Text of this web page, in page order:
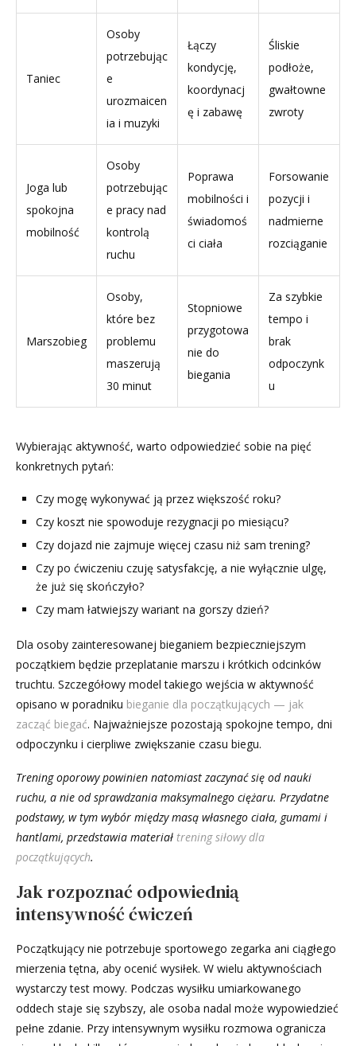
Taniec
Osoby
potrzebując
e
urozmaicen
ia i muzyki
Łączy
kondycję,
koordynacj
ę i zabawę
Śliskie
podłoże,
gwałtowne
zwroty
Joga lub
spokojna
mobilność
Osoby
potrzebując
e pracy nad
kontrolą
ruchu
Poprawa
mobilności i
świadomoś
ci ciała
Forsowanie
pozycji i
nadmierne
rozciąganie
Marszobieg
Osoby,
które bez
problemu
maszerują
30 minut
Stopniowe
przygotowa
nie do
biegania
Za szybkie
tempo i
brak
odpoczynk
u
Wybierając aktywność, warto odpowiedzieć sobie na pięć
konkretnych pytań:
Czy mogę wykonywać ją przez większość roku?
Czy koszt nie spowoduje rezygnacji po miesiącu?
Czy dojazd nie zajmuje więcej czasu niż sam trening?
Czy po ćwiczeniu czuję satysfakcję, a nie wyłącznie ulgę,
że już się skończyło?
Czy mam łatwiejszy wariant na gorszy dzień?
Dla osoby zainteresowanej bieganiem bezpieczniejszym
początkiem będzie przeplatanie marszu i krótkich odcinków
truchtu. Szczegółowy model takiego wejścia w aktywność
opisano w poradniku bieganie dla początkujących — jak
zacząć biegać. Najważniejsze pozostają spokojne tempo, dni
odpoczynku i cierpliwe zwiększanie czasu biegu.
Trening oporowy powinien natomiast zaczynać się od nauki
ruchu, a nie od sprawdzania maksymalnego ciężaru. Przydatne
podstawy, w tym wybór między masą własnego ciała, gumami i
hantlami, przedstawia materiał trening siłowy dla
początkujących.
Jak rozpoznać odpowiednią
intensywność ćwiczeń
Początkujący nie potrzebuje sportowego zegarka ani ciągłego
mierzenia tętna, aby ocenić wysiłek. W wielu aktywnościach
wystarczy test mowy. Podczas wysiłku umiarkowanego
oddech staje się szybszy, ale osoba nadal może wypowiedzieć
pełne zdanie. Przy intensywnym wysiłku rozmowa ogranicza